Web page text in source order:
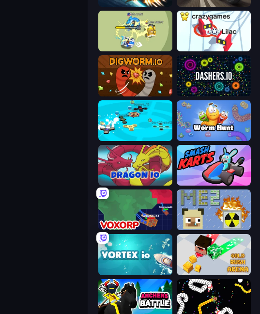
Netquel Traffic Rider
Bump.io Snowball.io
Digworm.io Dashers.io
Hand Spinner IO 3D Worm Hunt
Dragon.io Smash Karts
Voxorp MineEnergy2
Vortex.io Gold Rush Arena